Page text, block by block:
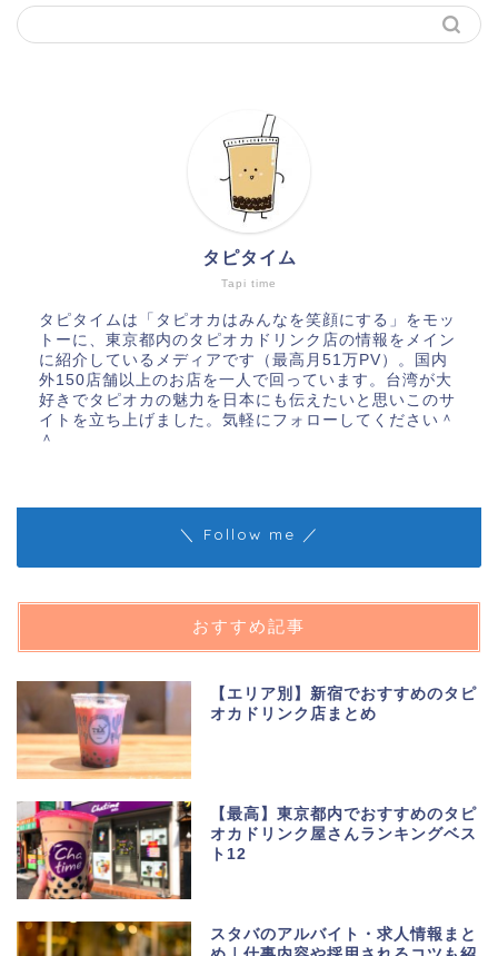
Tapi time
タピタイム
タピタイムは「タピオカはみんなを笑顔にする」をモッ
トーに、東京都内のタピオカドリンク店の情報をメイン
に紹介しているメディアです（最高月51万PV）。国内
外150店舗以上のお店を一人で回っています。台湾が大
好きでタピオカの魅力を日本にも伝えたいと思いこのサ
イトを立ち上げました。気軽にフォローしてください＾
＾
＼ Follow me ／
おすすめ記事
【エリア別】新宿でおすすめのタピ
オカドリンク店まとめ
【最高】東京都内でおすすめのタピ
オカドリンク屋さんランキングベス
ト12
スタバのアルバイト・求人情報まと